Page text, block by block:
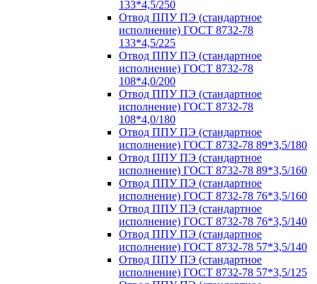
133*4,5/250
Отвод ППУ ПЭ (стандартное
исполнение) ГОСТ 8732-78
133*4,5/225
Отвод ППУ ПЭ (стандартное
исполнение) ГОСТ 8732-78
108*4,0/200
Отвод ППУ ПЭ (стандартное
исполнение) ГОСТ 8732-78
108*4,0/180
Отвод ППУ ПЭ (стандартное
исполнение) ГОСТ 8732-78 89*3,5/180
Отвод ППУ ПЭ (стандартное
исполнение) ГОСТ 8732-78 89*3,5/160
Отвод ППУ ПЭ (стандартное
исполнение) ГОСТ 8732-78 76*3,5/160
Отвод ППУ ПЭ (стандартное
исполнение) ГОСТ 8732-78 76*3,5/140
Отвод ППУ ПЭ (стандартное
исполнение) ГОСТ 8732-78 57*3,5/140
Отвод ППУ ПЭ (стандартное
исполнение) ГОСТ 8732-78 57*3,5/125